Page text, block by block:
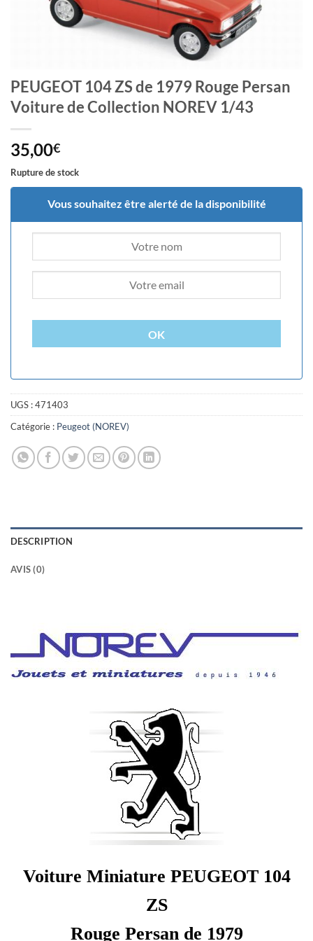
PEUGEOT 104 ZS de 1979 Rouge Persan
Voiture de Collection NOREV 1/43
35,00€
Rupture de stock
Vous souhaitez être alerté de la disponibilité
OK
UGS :471403
Catégorie : Peugeot (NOREV)
DESCRIPTION
AVIS (0)
Voiture Miniature PEUGEOT 104
ZS
Rouge Persan de 1979